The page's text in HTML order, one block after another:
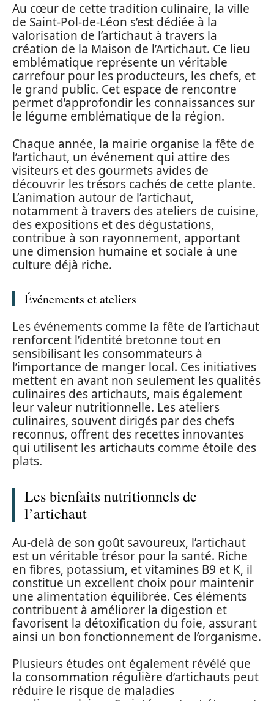
Au cœur de cette tradition culinaire, la ville
de Saint-Pol-de-Léon s’est dédiée à la
valorisation de l’artichaut à travers la
création de la Maison de l’Artichaut. Ce lieu
emblématique représente un véritable
carrefour pour les producteurs, les chefs, et
le grand public. Cet espace de rencontre
permet d’approfondir les connaissances sur
le légume emblématique de la région.
Chaque année, la mairie organise la fête de
l’artichaut, un événement qui attire des
visiteurs et des gourmets avides de
découvrir les trésors cachés de cette plante.
L’animation autour de l’artichaut,
notamment à travers des ateliers de cuisine,
des expositions et des dégustations,
contribue à son rayonnement, apportant
une dimension humaine et sociale à une
culture déjà riche.
Événements et ateliers
Les événements comme la fête de l’artichaut
renforcent l’identité bretonne tout en
sensibilisant les consommateurs à
l’importance de manger local. Ces initiatives
mettent en avant non seulement les qualités
culinaires des artichauts, mais également
leur valeur nutritionnelle. Les ateliers
culinaires, souvent dirigés par des chefs
reconnus, offrent des recettes innovantes
qui utilisent les artichauts comme étoile des
plats.
Les bienfaits nutritionnels de
l’artichaut
Au-delà de son goût savoureux, l’artichaut
est un véritable trésor pour la santé. Riche
en fibres, potassium, et vitamines B9 et K, il
constitue un excellent choix pour maintenir
une alimentation équilibrée. Ces éléments
contribuent à améliorer la digestion et
favorisent la détoxification du foie, assurant
ainsi un bon fonctionnement de l’organisme.
Plusieurs études ont également révélé que
la consommation régulière d’artichauts peut
réduire le risque de maladies